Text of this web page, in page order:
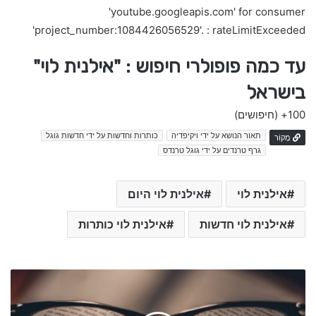
'youtube.googleapis.com' for consumer
'project_number:1084426056529'. : rateLimitExceeded
עד כמה פופולרי חיפוש : "אילנית לוי"
בישראל
100+ (חיפושים)
מָקוֹר תאור הנושא על ידי ויקיפדיה
כותרות וחדשות על ידי חדשות גוגל
גרף טרנדים על ידי גוגל טרנדס
אילנית לוי אילנית לוי היום
אילנית לוי חדשות אילנית לוי כותרות
ע
י